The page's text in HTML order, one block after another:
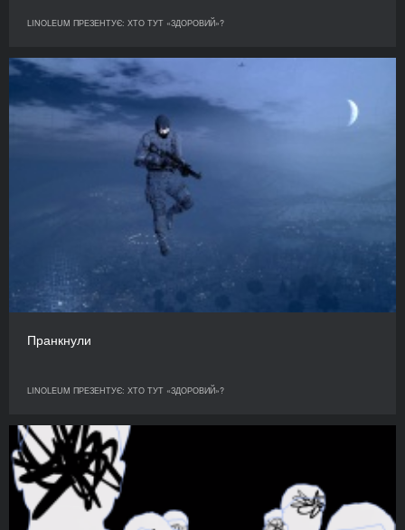
LINOLEUM ПРЕЗЕНТУЄ: ХТО ТУТ «ЗДОРОВИЙ»?
Пранкнули
LINOLEUM ПРЕЗЕНТУЄ: ХТО ТУТ «ЗДОРОВИЙ»?